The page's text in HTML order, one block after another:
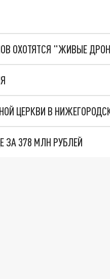
ОХОТЯТСЯ "ЖИВЫЕ
378 МЛН РУБЛЕЙ